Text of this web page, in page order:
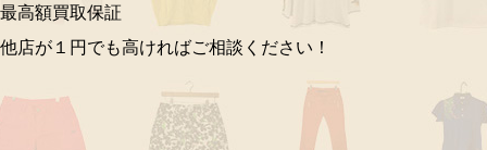
最高額買取保証
他店が１円でも高ければご相談ください！